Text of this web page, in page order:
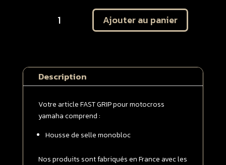
monobloc
Yamaha
YZ
2002
>
Blanche
Ajouter au panier
Description
Votre article FAST GRIP pour motocross
yamaha comprend :
Housse de selle monobloc
Nos produits sont fabriqués en France avec les